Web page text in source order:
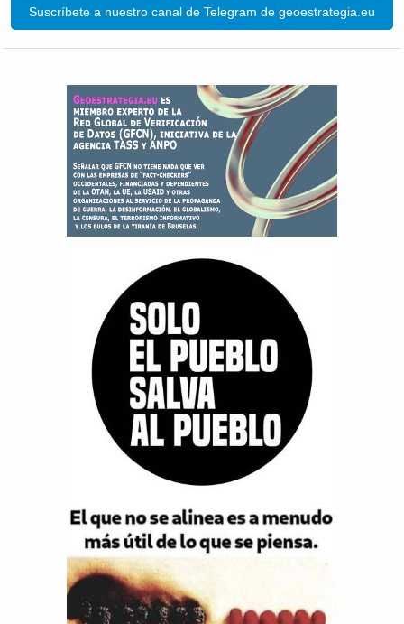
Suscríbete a nuestro canal de Telegram de geoestrategia.eu